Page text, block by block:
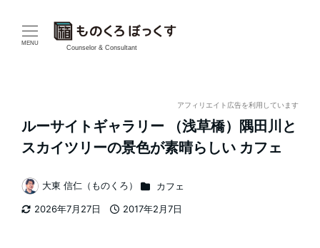
MENU
Counselor & Consultant
アフィリエイト広告を利用しています
ルーサイトギャラリー （浅草橋）隅田川と
スカイツリーの景色が素晴らしい カフェ
2026年7月27日
2017年2月7日
著
者
大東 信仁（ものくろ） カテゴリー
カフェ